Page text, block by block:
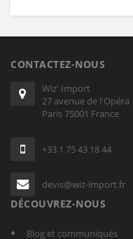
CONTACTEZ-NOUS
Wiz' Import
27 avenue de l'Opéra
Paris 75001 France
+33 1 75 43 18 44
devis@wiz-import.fr
DÉCOUVREZ-NOUS
Blog et communiqués